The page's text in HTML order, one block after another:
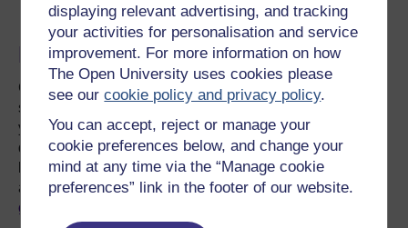
displaying relevant advertising, and tracking
your activities for personalisation and service
improvement. For more information on how
The Open University uses cookies please
see ourcookie policy and privacy policy.
You can accept, reject or manage your
cookie preferences below, and change your
mind at any time via the “Manage cookie
preferences” link in the footer of our website.
Ewch â’ch dysgu ymhellach
Gall gwneud y penderfyniad i astudio fod yn gam mawr,
sydd yn rheswm pam eich bod angen Prifysgol y gallwch
ymddiried ynddi. Rydym wedi arloesi dysgu o bell ers
dros 50 o flynyddoedd, gan ddod â phrifysgol i chi lle
bynnag yr ydych fel eich bod yn gallu ffitio astudiaeth o
amgylch eich bywyd. Cymerwch gipolwgar holl
gyrsiau’r Brifysgol Agored